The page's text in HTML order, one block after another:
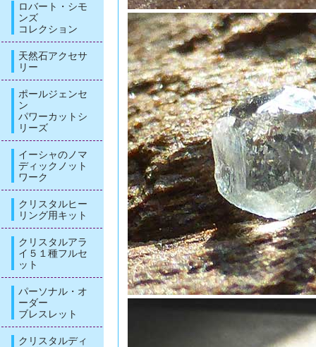
ロバート・シモ
ンズ
コレクション
天然石アクセサ
リー
ポールジェンセ
ン
パワーカットシ
リーズ
イーシャのノマ
ディックノット
ワーク
クリスタルヒー
リング用キット
クリスタルアラ
イ５１種フルセ
ット
パーソナル・オ
ーダー
ブレスレット
クリスタルディ